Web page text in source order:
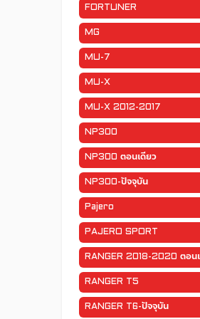
FORTUNER
MG
MU-7
MU-X
MU-X 2012-2017
NP300
NP300 ตอนเดียว
NP300-ปัจจุบัน
Pajero
PAJERO SPORT
RANGER 2018-2020 ตอน
RANGER T5
RANGER T6-ปัจจุบัน